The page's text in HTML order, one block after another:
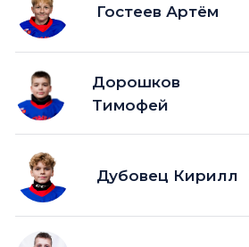
Гостеев Артём
Дорошков
Тимофей
Дубовец Кирилл